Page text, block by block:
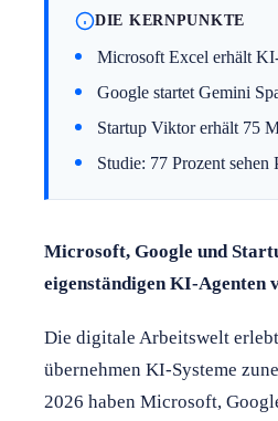
DIE KERNPUNKTE
Microsoft Excel erhält
Google startet Gemini
Startup Viktor erhält 75
Studie: 77 Prozent
Microsoft, Google und
eigenständigen KI-Agenten
Die digitale Arbeitswelt
übernehmen KI-Systeme
2026 haben Microsoft,